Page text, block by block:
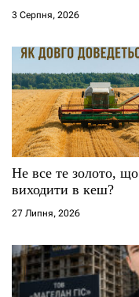
3 Серпня, 2026
Не все те золото,
виходити в кеш?
27 Липня, 2026